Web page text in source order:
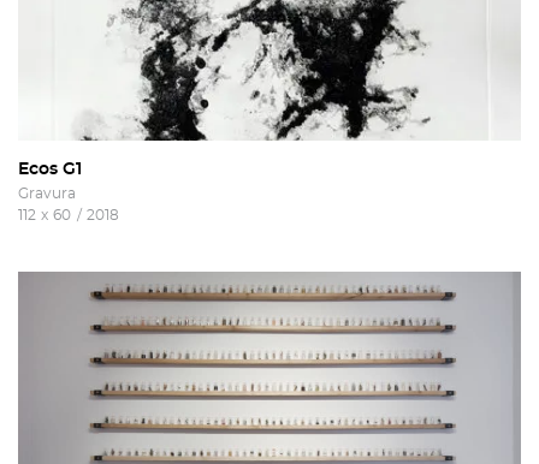
Ecos G1
Gravura
112 x 60 / 2018